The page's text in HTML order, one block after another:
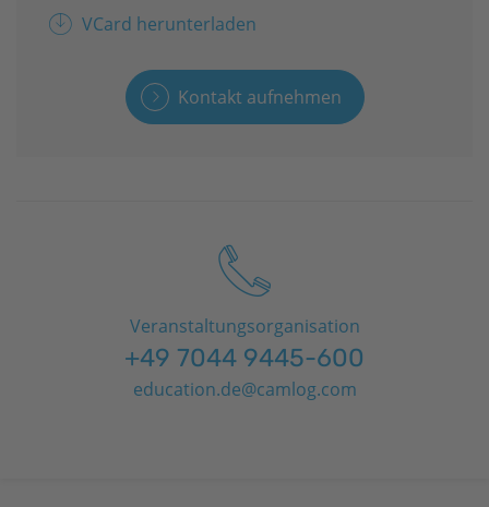
VCard herunterladen
Kontakt aufnehmen
Veranstaltungsorganisation
+49 7044 9445-600
education.de@camlog.com